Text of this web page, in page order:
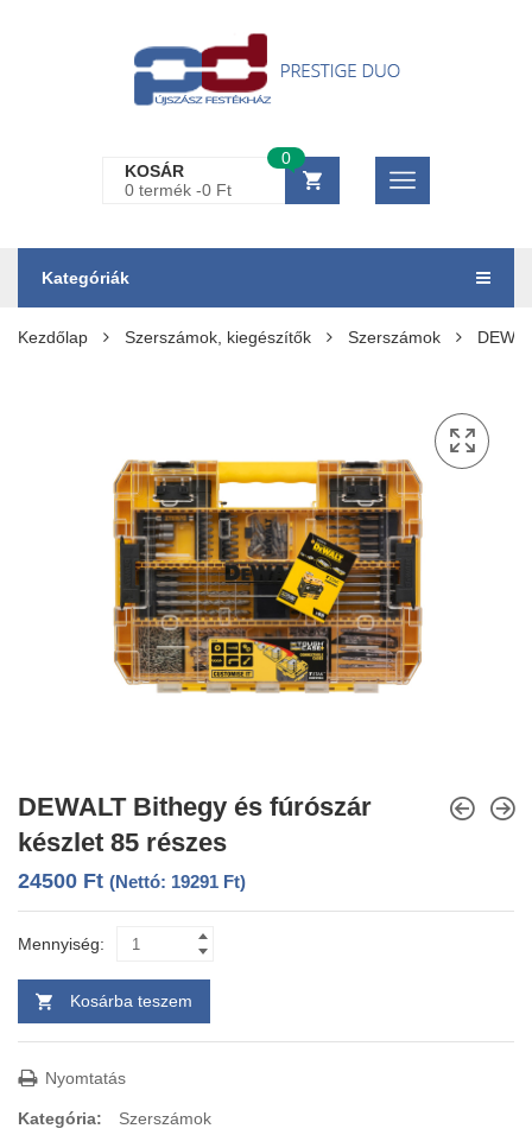
KOSÁR
0 termék -0 Ft
0
Kategóriák
Kezdőlap Szerszámok, kiegészítők Szerszámok
DEWALT Bithegy és fúrószár
készlet 85 részes
24500 Ft (Nettó: 19291 Ft)
Mennyiség:
Kosárba teszem
Nyomtatás
Kategória:
Szerszámok